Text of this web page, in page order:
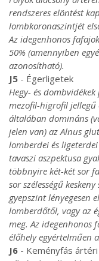
rendszeres elöntést
lombkoronaszintjét
Az idegenhonos
50% (amennyiben
azonosítható).
J5 - Égerligetek
Hegy- és
mezofil-higrofil jellegű
általában domináns
jelen van) az Alnus
lomberdei és
tavaszi aszpektusa
többnyire két-két sor
sor szélességű
gyepszint lényegesen
lomberdőtől, vagy az
meg. Az idegenhonos
élőhely egyértelműen
J6 - Keményfás